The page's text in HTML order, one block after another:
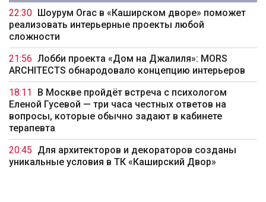
22:30
Шоурум Orac в «Каширском дворе» поможет
реализовать интерьерные проекты любой
сложности
21:56 Лобби проекта «Дом на Джалиля»: MORS
ARCHITECTS обнародовало концепцию интерьеров
18:11
В Москве пройдёт встреча с психологом
Еленой Гусевой — три часа честных ответов на
вопросы, которые обычно задают в кабинете
терапевта
20:45 Для архитекторов и декораторов созданы
уникальные условия в ТК «Каширский Двор»